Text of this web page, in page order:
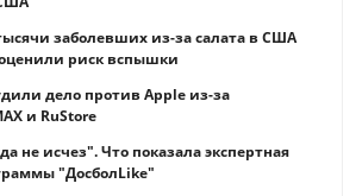
заболевших из-за салата в США
оценили риск вспышки
дело против Apple из-за
и RuStore
не исчез". Что показала экспертная
"ДосболLike"